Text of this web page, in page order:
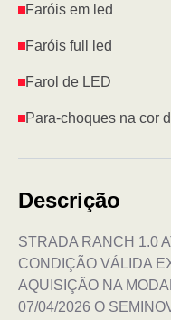
Faróis em led
Faróis full led
Farol de LED
Para-choques na cor
Descrição
STRADA RANCH 1.0
CONDIÇÃO VÁLIDA
AQUISIÇÃO NA
07/04/2026 O